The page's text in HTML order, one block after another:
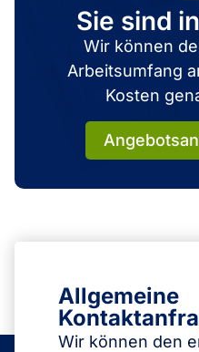
Sie sind
Wir können
Arbeitsumfang
Kosten
Allgemeine
Wir können den